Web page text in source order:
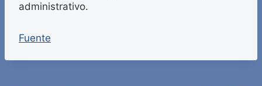
administrativo.
Fuente